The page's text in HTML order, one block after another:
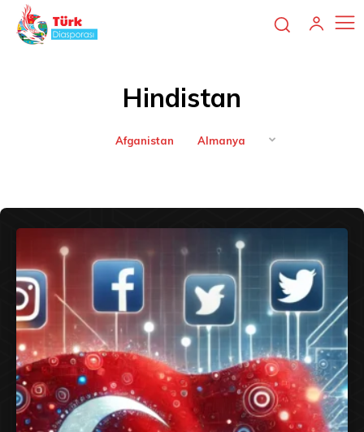
Hindistan
Afganistan Almanya